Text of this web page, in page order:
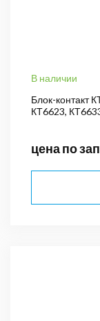
В наличии
Блок-контакт
КТ6623,
цена по